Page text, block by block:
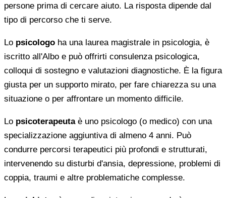
persone prima di cercare aiuto. La risposta dipende dal
tipo di percorso che ti serve.
Lo psicologo ha una laurea magistrale in psicologia, è
iscritto all'Albo e può offrirti consulenza psicologica,
colloqui di sostegno e valutazioni diagnostiche. È la figura
giusta per un supporto mirato, per fare chiarezza su una
situazione o per affrontare un momento difficile.
Lo psicoterapeutaè uno psicologo (o medico) con una
specializzazione aggiuntiva di almeno 4 anni. Può
condurre percorsi terapeutici più profondi e strutturati,
intervenendo su disturbi d'ansia, depressione, problemi di
coppia, traumi e altre problematiche complesse.